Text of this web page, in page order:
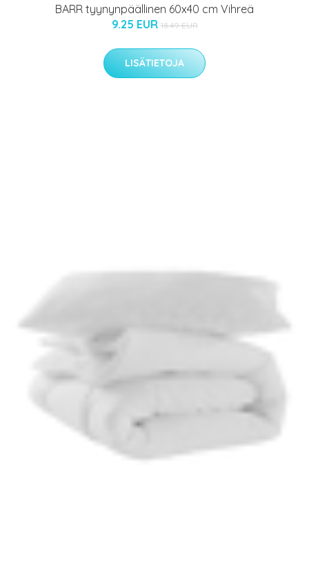
BARR tyynynpäällinen 60x40 cm Vihreä
9.25 EUR 18.49 EUR
LISÄTIETOJA